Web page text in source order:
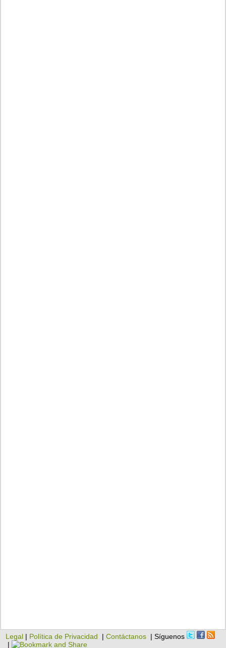
Legal | Política de Privacidad |Contáctanos | Síguenos
|